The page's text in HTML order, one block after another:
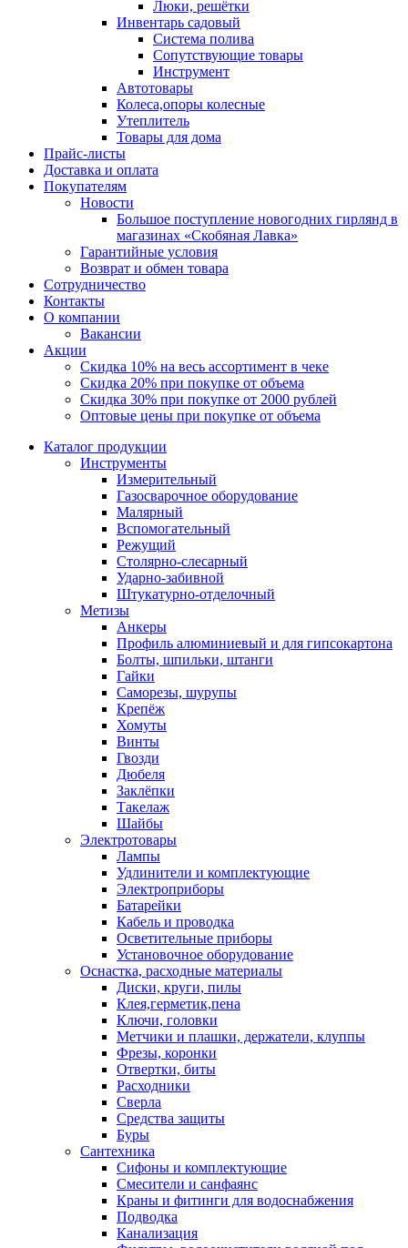
Люки, решётки
Инвентарь садовый
Система полива
Сопутствующие товары
Инструмент
Автотовары
Колеса,опоры колесные
Утеплитель
Товары для дома
Прайс-листы
Доставка и оплата
Покупателям
Новости
Большое поступление новогодних гирлянд в
магазинах «Скобяная Лавка»
Гарантийные условия
Возврат и обмен товара
Сотрудничество
Контакты
О компании
Вакансии
Акции
Скидка 10% на весь ассортимент в чеке
Скидка 20% при покупке от объема
Скидка 30% при покупке от 2000 рублей
Оптовые цены при покупке от объема
Каталог продукции
Инструменты
Измерительный
Газосварочное оборудование
Малярный
Вспомогательный
Режущий
Столярно-слесарный
Ударно-забивной
Штукатурно-отделочный
Метизы
Анкеры
Профиль алюминиевый и для гипсокартона
Болты, шпильки, штанги
Гайки
Саморезы, шурупы
Крепёж
Хомуты
Винты
Гвозди
Дюбеля
Заклёпки
Такелаж
Шайбы
Электротовары
Лампы
Удлинители и комплектующие
Электроприборы
Батарейки
Кабель и проводка
Осветительные приборы
Установочное оборудование
Оснастка, расходные материалы
Диски, круги, пилы
Клея,герметик,пена
Ключи, головки
Метчики и плашки, держатели, клуппы
Фрезы, коронки
Отвертки, биты
Расходники
Сверла
Средства защиты
Буры
Сантехника
Сифоны и комплектующие
Смесители и санфаянс
Краны и фитинги для водоснабжения
Подводка
Канализация